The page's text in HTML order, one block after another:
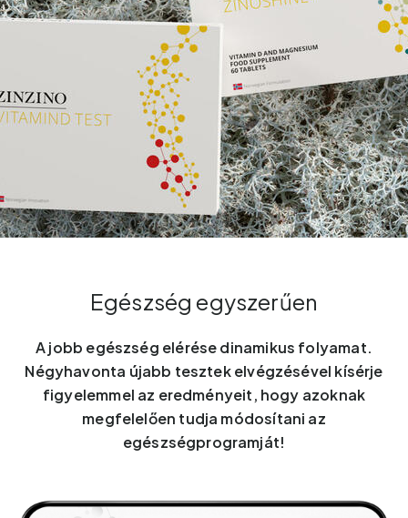
Egészség egyszerűen
A jobb egészség elérése dinamikus folyamat.
Négyhavonta újabb tesztek elvégzésével kísérje
figyelemmel az eredményeit, hogy azoknak
megfelelően tudja módosítani az
egészségprogramját!